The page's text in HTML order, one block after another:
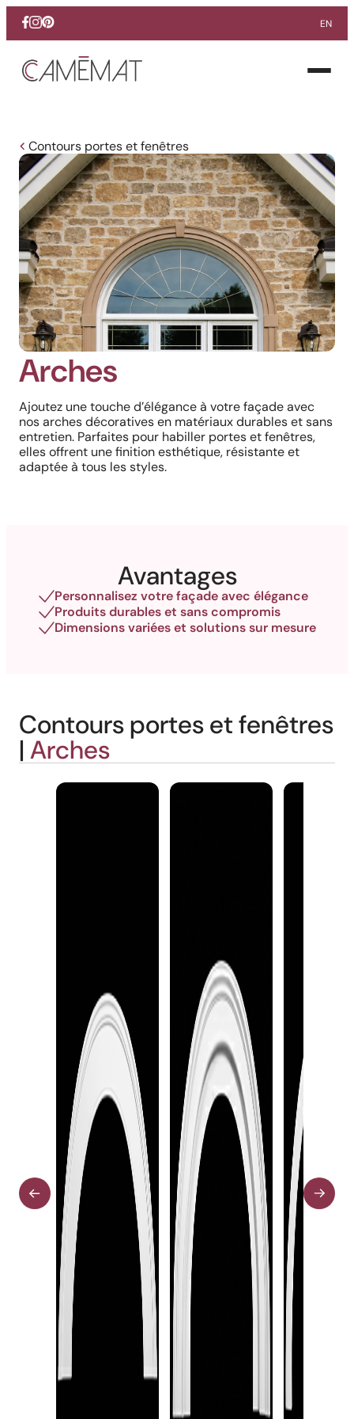
Facebook
Instagram
Pinterest EN
Ouvrir
Contours portes et fenêtres
Arches
Ajoutez une touche d’élégance à votre façade avec
nos arches décoratives en matériaux durables et sans
entretien. Parfaites pour habiller portes et fenêtres,
elles offrent une finition esthétique, résistante et
adaptée à tous les styles.
Avantages
Personnalisez votre façade avec élégance
Produits durables et sans compromis
Dimensions variées et solutions sur mesure
Contours portes et fenêtres
| Arches